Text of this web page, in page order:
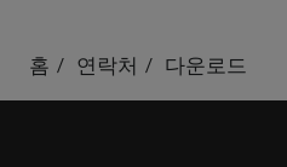
홈 연락처 다운로드